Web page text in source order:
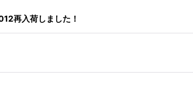
再入荷しました！